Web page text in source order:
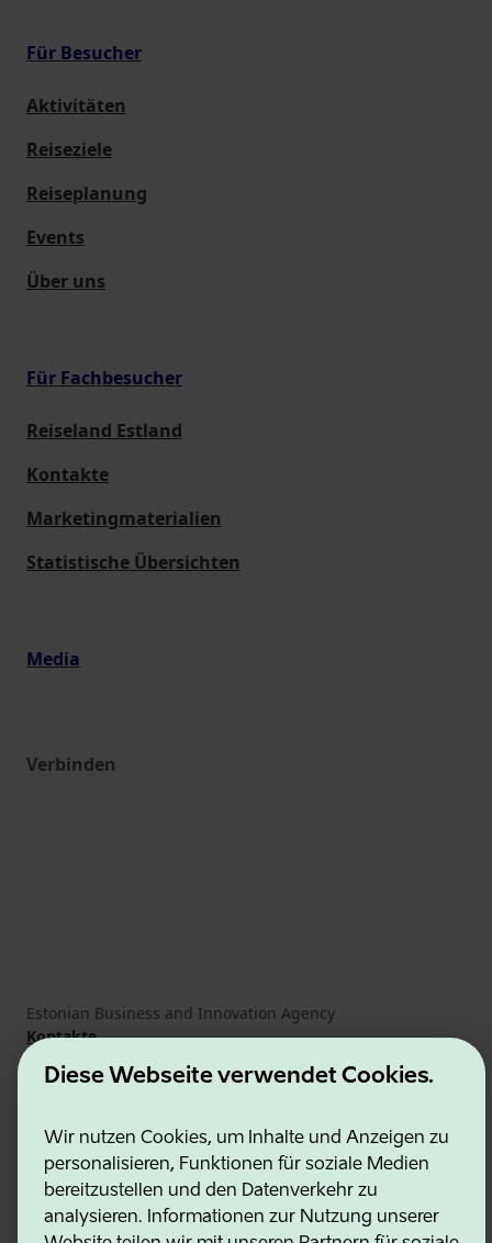
Diese Webseite verwendet Cookies.
Wir nutzen Cookies, um Inhalte und Anzeigen zu
personalisieren, Funktionen für soziale Medien
bereitzustellen und den Datenverkehr zu
analysieren. Informationen zur Nutzung unserer
Für Besucher
Aktivitäten
Reiseziele
Reiseplanung
Events
Über uns
Für Fachbesucher
Reiseland Estland
Kontakte
Marketingmaterialien
Statistische Übersichten
Media
Verbinden
Estonian Business and Innovation Agency
Kontakte
Nutzungsbedingungen